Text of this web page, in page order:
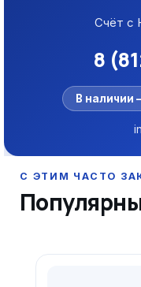
Счёт с
8
В наличии